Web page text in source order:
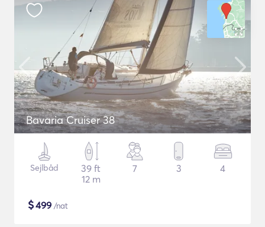
Bavaria Cruiser 38
Sejlbåd
39 ft
12 m
7 3 4
$499 /nat